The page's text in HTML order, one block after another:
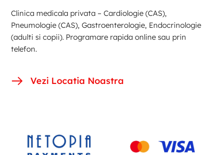
Clinica medicala privata – Cardiologie (CAS),
Pneumologie (CAS), Gastroenterologie, Endocrinologie
(adulti si copii). Programare rapida online sau prin
telefon.
Vezi Locatia Noastra